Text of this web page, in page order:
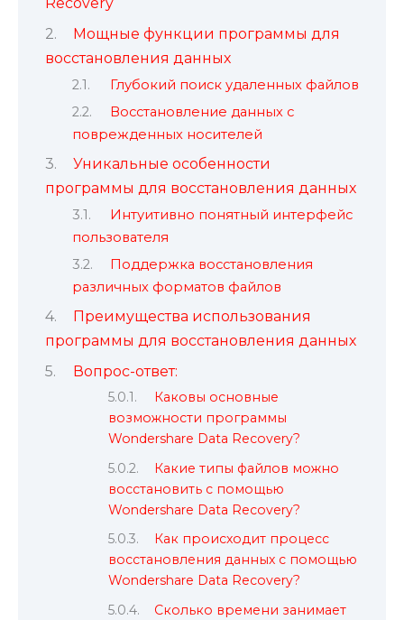
Recovery
Мощные функции программы для
восстановления данных
Глубокий поиск удаленных файлов
Восстановление данных с
поврежденных носителей
Уникальные особенности
программы для восстановления данных
Интуитивно понятный интерфейс
пользователя
Поддержка восстановления
различных форматов файлов
Преимущества использования
программы для восстановления данных
Вопрос-ответ:
Каковы основные
возможности программы
Wondershare Data Recovery?
Какие типы файлов можно
восстановить с помощью
Wondershare Data Recovery?
Как происходит процесс
восстановления данных с помощью
Wondershare Data Recovery?
Сколько времени занимает